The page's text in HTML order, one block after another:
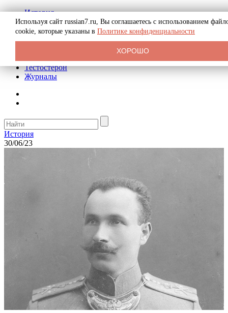
История
Биография
Криминал
Реклама на сайте
Тестостерон
Журналы
История
30/06/23
Используя сайт russian7.ru, Вы соглашаетесь с использованием
cookie, которые указаны в Политике конфиденциальности
ХОРОШО